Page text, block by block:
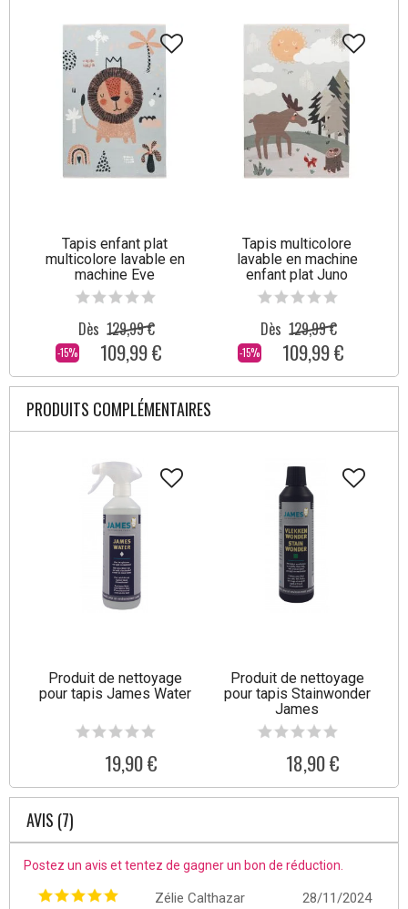
Tapis enfant plat
multicolore lavable en
machine Eve
-15%
Dès 129,99 €
109,99 €
Tapis multicolore
lavable en machine
enfant plat Juno
-15%
Dès 129,99 €
109,99 €
PRODUITS COMPLÉMENTAIRES
Produit de nettoyage
pour tapis James Water
19,90 €
Produit de nettoyage
pour tapis Stainwonder
James
18,90 €
AVIS (7)
Postez un avis et tentez de gagner un bon de réduction.
28/11/2024
Zélie Calthazar